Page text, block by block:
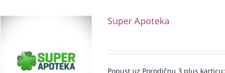
Super Apoteka
Popust uz Porodičnu 3 plus karticu: